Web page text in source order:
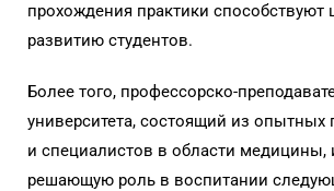
прохождения практики способствуют
развитию студентов.
Более того, профессорско-
университета, состоящий из опытных
и специалистов в области медицины,
решающую роль в воспитании